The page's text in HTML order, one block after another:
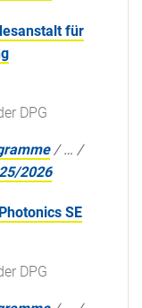
für
DPG
/… /
2026
SE
DPG